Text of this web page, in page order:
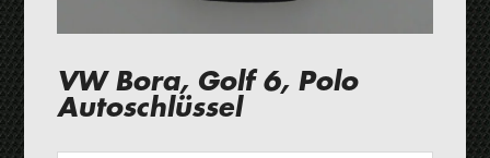
VW Bora, Golf 6, Polo
Autoschlüssel